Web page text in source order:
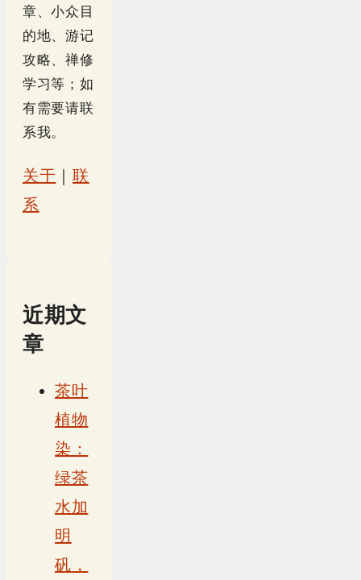
章、小众目
的地、游记
攻略、禅修
学习等；如
有需要请联
系我。
关于 ｜联
系
近期文
章
茶叶
植物
染：
绿茶
水加
明
矾，